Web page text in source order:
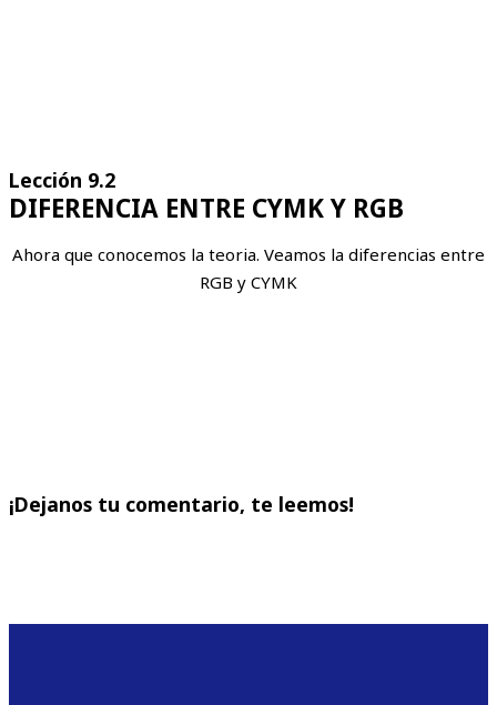
Lección 9.2
DIFERENCIA ENTRE CYMK Y RGB
Ahora que conocemos la teoria. Veamos la diferencias entre
RGB y CYMK
¡Dejanos tu comentario, te leemos!